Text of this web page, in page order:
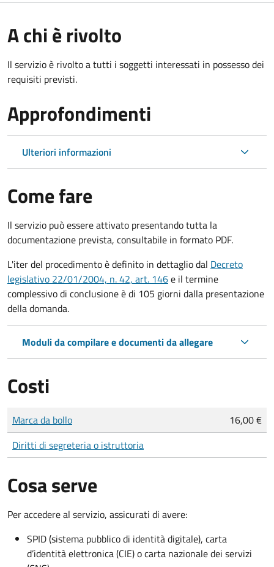
A chi è rivolto
Il servizio è rivolto a tutti i soggetti interessati in possesso dei
requisiti previsti.
Approfondimenti
Ulteriori informazioni
Come fare
Il servizio può essere attivato presentando tutta la
documentazione prevista, consultabile in formato PDF.
L'iter del procedimento è definito in dettaglio dal Decreto
legislativo 22/01/2004, n. 42, art. 146e il termine
complessivo di conclusione è di 105 giorni dalla presentazione
della domanda.
Moduli da compilare e documenti da allegare
Costi
Tipo di pagamento
Importo
Marca da bollo
16,00 €
Diritti di segreteria o istruttoria
Cosa serve
Per accedere al servizio, assicurati di avere:
SPID (sistema pubblico di identità digitale), carta
d’identità elettronica (CIE) o carta nazionale dei servizi